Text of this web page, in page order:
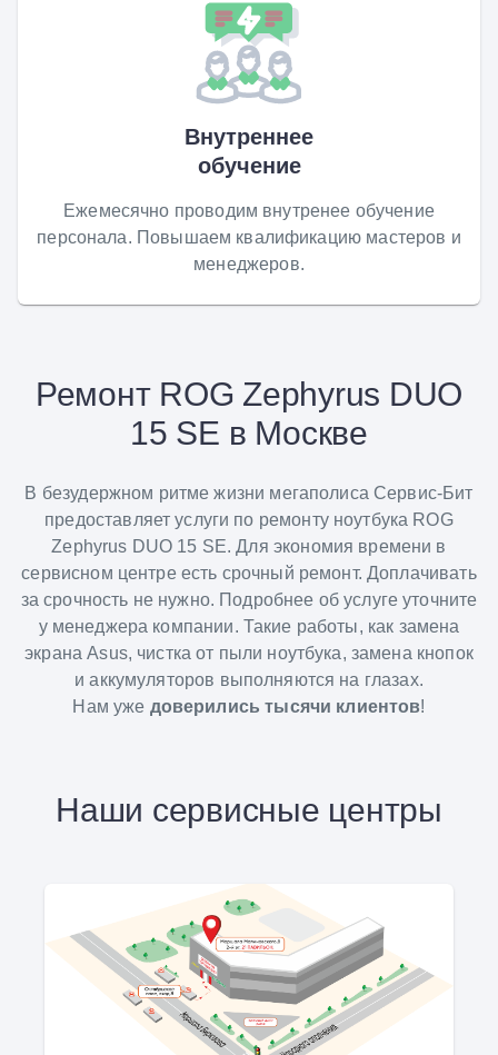
Внутреннее
обучение
Ежемесячно проводим внутренее обучение
персонала. Повышаем квалификацию мастеров и
менеджеров.
Ремонт ROG Zephyrus DUO
15 SE в Москве
В безудержном ритме жизни мегаполиса Сервис-Бит
предоставляет услуги по ремонту ноутбука ROG
Zephyrus DUO 15 SE. Для экономия времени в
сервисном центре есть срочный ремонт. Доплачивать
за срочность не нужно. Подробнее об услуге уточните
у менеджера компании. Такие работы, как замена
экрана Asus, чистка от пыли ноутбука, замена кнопок
и аккумуляторов выполняются на глазах.
Нам уже доверились тысячи клиентов!
Наши сервисные центры